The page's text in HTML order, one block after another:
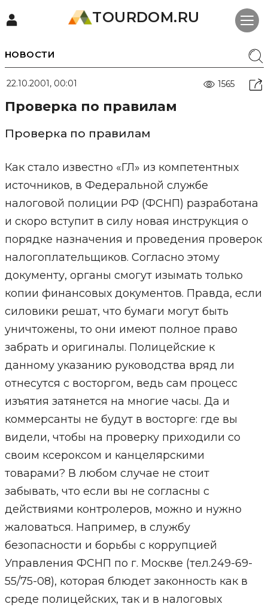
TOURDOM.RU
НОВОСТИ
22.10.2001, 00:01 1565
Проверка по правилам
Проверка по правилам
Как стало известно «ГЛ» из компетентных
источников, в Федеральной службе
налоговой полиции РФ (ФСНП) разработана
и скоро вступит в силу новая инструкция о
порядке назначения и проведения проверок
налогоплательщиков. Согласно этому
документу, органы смогут изымать только
копии финансовых документов. Правда, если
силовики решат, что бумаги могут быть
уничтожены, то они имеют полное право
забрать и оригиналы. Полицейские к
данному указанию руководства вряд ли
отнесутся с восторгом, ведь сам процесс
изъятия затянется на многие часы. Да и
коммерсанты не будут в восторге: где вы
видели, чтобы на проверку приходили со
своим ксероксом и канцелярскими
товарами? В любом случае не стоит
забывать, что если вы не согласны с
действиями контролеров, можно и нужно
жаловаться. Например, в службу
безопасности и борьбы с коррупцией
Управления ФСНП по г. Москве (тел.249-69-
55/75-08), которая блюдет законность как в
среде полицейских, так и в налоговых